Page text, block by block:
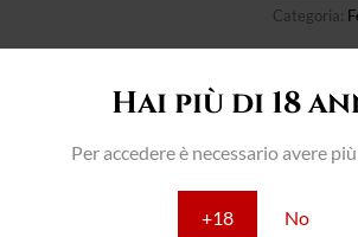
Hai più di 18
Per accedere è necessario avere
+18 No
Categoria:
Ibrido di Clementine x Purple Punch.
tonalità che vanno dal verde al viola.